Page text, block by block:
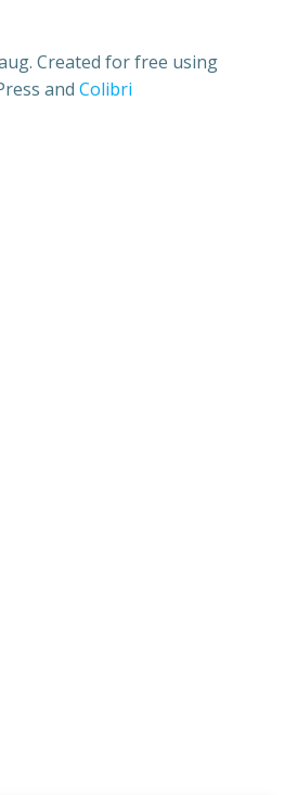
Created for free using
and Colibri